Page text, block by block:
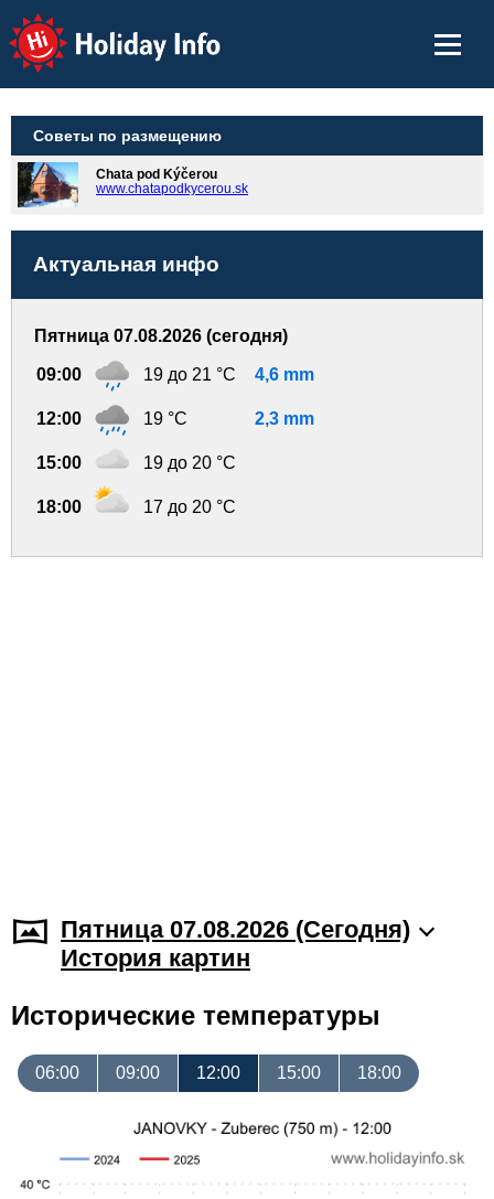
Holiday Info
Советы по размещению
Chata pod Kýčerou
www.chatapodkycerou.sk
Актуальная инфо
Пятница 07.08.2026 (сегодня)
09:00 19 до 21 °C 4,6 mm
12:00 19 °C 2,3 mm
15:00 19 до 20 °C
18:00 17 до 20 °C
Пятница 07.08.2026 (Cегодня)
История картин
Исторические температуры
06:00 09:00 12:00 15:00 18:00